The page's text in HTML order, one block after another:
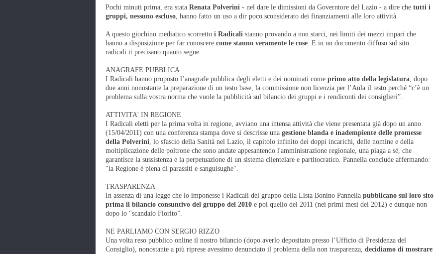
Pochi minuti prima, era stata Renata Polverini - nel dare le dimissioni da Governtore del Lazio - a dire che tutti i
gruppi, nessuno escluso, hanno fatto un uso a dir poco sconsiderato dei finanziamenti alle loro attività.
A questo giochino mediatico scorretto i Radicali stanno provando a non starci, nei limiti dei mezzi impari che
hanno a disposizione per far conoscere come stanno veramente le cose. E in un documento diffuso sul sito
radicali.it precisano quanto segue.
ANAGRAFE PUBBLICA
I Radicali hanno proposto l’anagrafe pubblica degli eletti e dei nominati come primo atto della legislatura, dopo
due anni nonostante la preparazione di un testo base, la commissione non licenzia per l’Aula il testo perché “c’è un
problema sulla vostra norma che vuole la pubblicità sul bilancio dei gruppi e i rendiconti dei consiglieri”.
ATTIVITA' IN REGIONE.
I Radicali eletti per la prima volta in regione, avviano una intensa attività che viene presentata già dopo un anno
(15/04/2011) con una conferenza stampa dove si descrisse una gestione blanda e inadempiente delle promesse
della Polverini, lo sfascio della Sanità nel Lazio, il capitolo infinito dei doppi incarichi, delle nomine e della
moltiplicazione delle poltrone che sono andate appesantendo l'amministrazione regionale, una piaga a sé, che
garantisce la sussistenza e la perpetuazione di un sistema clientelare e partitocratico. Pannella conclude affermando:
"la Regione è piena di parassiti e sanguisughe".
TRASPARENZA
In assenza di una legge che lo imponesse i Radicali del gruppo della Lista Bonino Pannella pubblicano sul loro sito
prima il bilancio consuntivo del gruppo del 2010 e poi quello del 2011 (nei primi mesi del 2012) e dunque non
dopo lo “scandalo Fiorito”.
NE PARLIAMO CON SERGIO RIZZO
Una volta reso pubblico online il nostro bilancio (dopo averlo depositato presso l’Ufficio di Presidenza del
Consiglio), nonostante a più riprese avessimo denunciato il problema della non trasparenza, decidiamo di mostrare